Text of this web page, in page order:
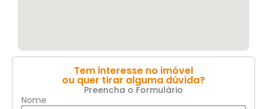
Tem interesse no imóvel
ou quer tirar alguma dúvida?
Preencha o Formulário
Nome